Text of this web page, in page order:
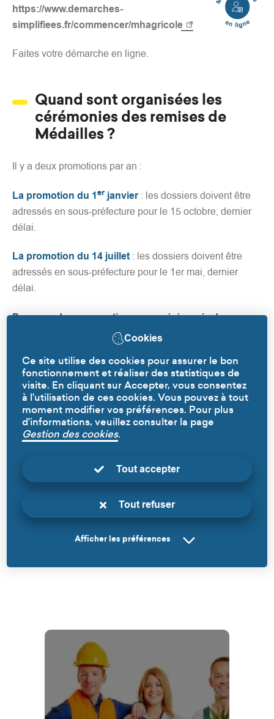
Cookies
Ce site utilise des cookies pour assurer le bon
fonctionnement et réaliser des statistiques de
visite. En cliquant sur Accepter, vous consentez
à l'utilisation de ces cookies. Vous pouvez à tout
moment modifier vos préférences. Pour plus
d'informations, veuillez consulter la page
Gestion des cookies.
Afficher les préférences
Tout accepter
Tout refuser
démarches
https://www.demarches-
simplifiees.fr/commencer/mhagricole
Faites votre démarche en ligne.
Quand sont organisées les
cérémonies des remises de
Médailles ?
Il y a deux promotions par an :
La promotion du 1 er janvier: les dossiers doivent être
adressés en sous-préfecture pour le 15 octobre, dernier
délai.
La promotion du 14 juillet : les dossiers doivent être
adressés en sous-préfecture pour le 1er mai, dernier
délai.
Pour ces deux promotions, une cérémonie de
remises de médailles est organisée le 1er mai.
En savoir + sur le site de la
Préfecture
Nous contacter
Direction Générale des Services